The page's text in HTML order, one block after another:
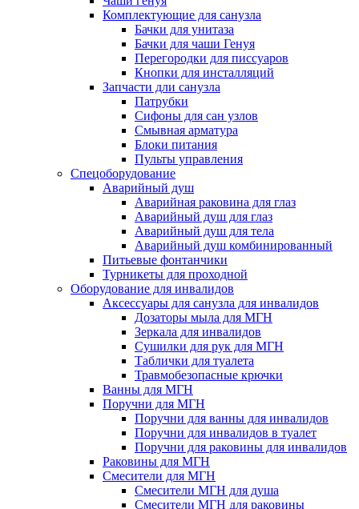
Комплектующие для санузла
Бачки для унитаза
Бачки для чаши Генуя
Перегородки для писсуаров
Кнопки для инсталляций
Запчасти дли санузла
Патрубки
Сифоны для сан узлов
Смывная арматура
Блоки питания
Пульты управления
Спецоборудование
Аварийный душ
Аварийная раковина для глаз
Аварийный душ для глаз
Аварийный душ для тела
Аварийный душ комбинированный
Питьевые фонтанчики
Турникеты для проходной
Оборудование для инвалидов
Аксессуары для санузла для инвалидов
Дозаторы мыла для МГН
Зеркала для инвалидов
Сушилки для рук для МГН
Таблички для туалета
Травмобезопасные крючки
Ванны для МГН
Поручни для МГН
Поручни для ванны для инвалидов
Поручни для инвалидов в туалет
Поручни для раковины для инвалидов
Раковины для МГН
Смесители для МГН
Смесители МГН для душа
Смесители МГН для раковины